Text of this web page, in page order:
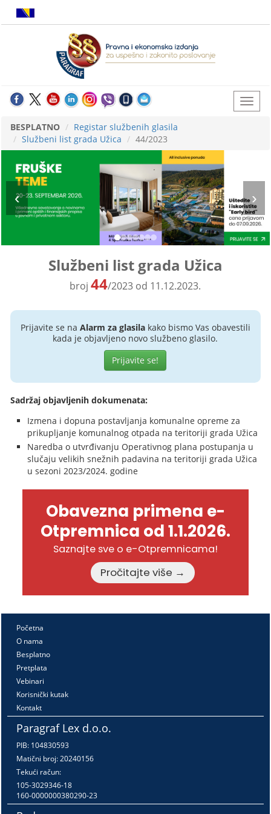
BESPLATNO
Registar službenih glasila
Službeni list grada Užica
44/2023
Službeni list grada Užica
broj44/2023 od 11.12.2023.
Prijavite se na Alarm za glasilakako bismo Vas obavestili
kada je objavljeno novo službeno glasilo.
Prijavite se!
Sadržaj objavljenih dokumenata:
Izmena i dopuna postavljanja komunalne opreme za
prikupljanje komunalnog otpada na teritoriji grada Užica
Naredba o utvrđivanju Operativnog plana postupanja u
slučaju velikih snežnih padavina na teritoriji grada Užica
u sezoni 2023/2024. godine
Obavezna primena e-
Otpremnica od 1.1.2026.
Saznajte sve o e-Otpremnicama!
Pročitajte više →
Početna
O nama
Besplatno
Pretplata
Vebinari
Korisnički kutak
Kontakt
Paragraf Lex d.o.o.
PIB: 104830593
Matični broj: 20240156
Tekući račun:
105-3029346-18
160-0000000380290-23